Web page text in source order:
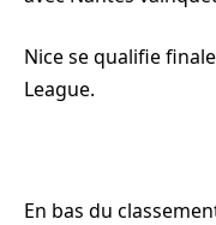
Nice se qualifie
League.
En bas du